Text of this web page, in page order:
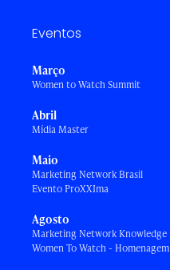
Eventos
Março
Women to Watch Summit
Abril
Mídia Master
Maio
Marketing Network Brasil
Evento ProXXIma
Agosto
Marketing Network Knowledge
Women To Watch - Homenagem